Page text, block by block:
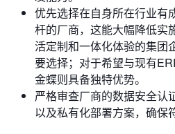
优先选择在自身所在行业有
杆的厂商，这能大幅降低实
活定制和一体化体验的集团
要选择；对于希望与现有
金蝶则具备独特优势。
严格审查厂商的数据安全认
以及私有化部署方案，确保